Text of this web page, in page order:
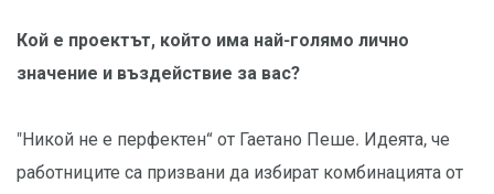
Кой е проектът, който има най-голямо лично
значение и въздействие за вас?
"Никой не е перфектен“ от Гаетано Пеше. Идеята, че
работниците са призвани да избират комбинацията от